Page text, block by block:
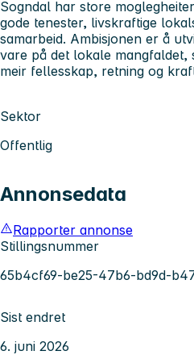
Sogndal har store
gode tenester, livskraftige
samarbeid. Ambisjonen er å
vare på det lokale mangfaldet,
meir fellesskap, retning og
Sektor
Offentlig
Annonsedata
Rapporter annonse
Stillingsnummer
65b4cf69-be25-47b6-bd9d-
Sist endret
6. juni 2026